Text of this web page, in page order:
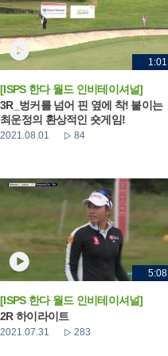
1:01
[ISPS 한다 월드 인비테이셔널]
3R_벙커를 넘어 핀 옆에 착! 붙이는
최운정의 환상적인 숏게임!
2021.08.01 84
5:08
[ISPS 한다 월드 인비테이셔널]
2R 하이라이트
2021.07.31 283